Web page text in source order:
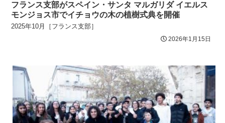
フランス支部がスペイン・サンタ マルガリダ イエルス
モンジョス市でイチョウの木の植樹式典を開催
2025年10月［フランス支部］
2026年1月15日